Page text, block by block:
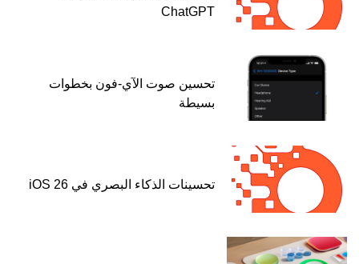
ChatGPT
تحسين صوت الآي-فون بخطوات
بسيطة
تحسينات الذكاء البصري في iOS 26